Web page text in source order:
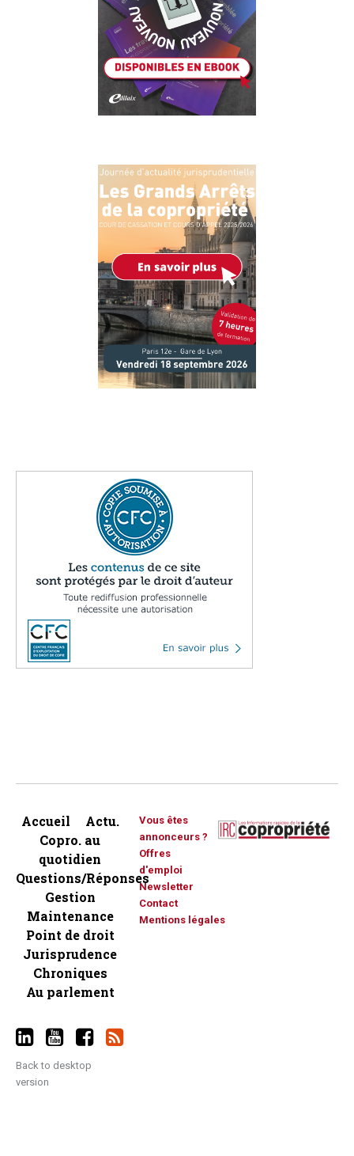
Accueil
Actu.
Copro. au
quotidien
Questions/Réponses
Gestion
Maintenance
Point de droit
Jurisprudence
Chroniques
Au parlement
Vous êtes
annonceurs ?
Offres
d'emploi
Newsletter
Contact
Mentions légales
Back to desktop
version